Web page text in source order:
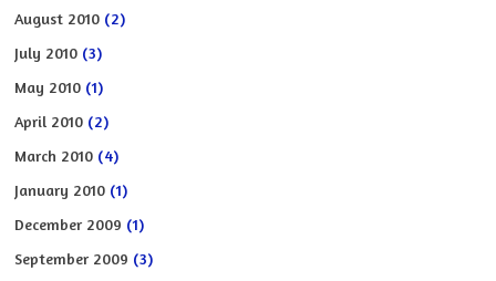
August 2010 (2)
July 2010 (3)
May 2010 (1)
April 2010 (2)
March 2010 (4)
January 2010 (1)
December 2009 (1)
September 2009 (3)